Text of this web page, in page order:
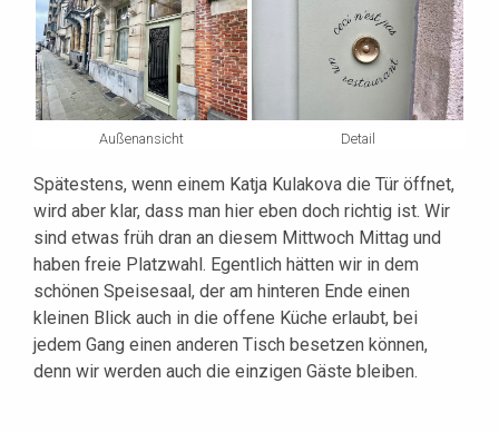
Außenansicht Detail
Spätestens, wenn einem Katja Kulakova die Tür öffnet,
wird aber klar, dass man hier eben doch richtig ist. Wir
sind etwas früh dran an diesem Mittwoch Mittag und
haben freie Platzwahl. Egentlich hätten wir in dem
schönen Speisesaal, der am hinteren Ende einen
kleinen Blick auch in die offene Küche erlaubt, bei
jedem Gang einen anderen Tisch besetzen können,
denn wir werden auch die einzigen Gäste bleiben.